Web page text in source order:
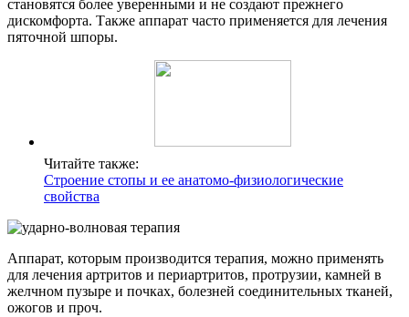
становятся более уверенными и не создают прежнего
дискомфорта. Также аппарат часто применяется для лечения
пяточной шпоры.
Читайте также:
Строение стопы и ее анатомо-физиологические
свойства
Аппарат, которым производится терапия, можно применять
для лечения артритов и периартритов, протрузии, камней в
желчном пузыре и почках, болезней соединительных тканей,
ожогов и проч.